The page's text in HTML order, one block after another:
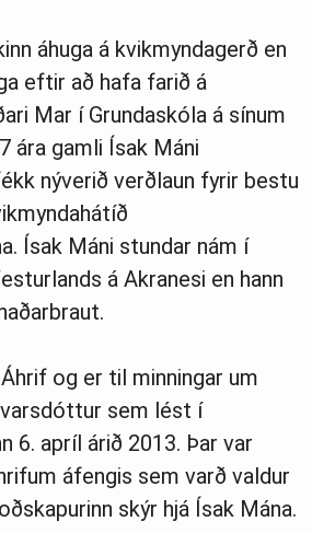
áhuga á kvikmyndagerð en
eftir að hafa farið á
Mar í Grundaskóla á sínum
ára gamli Ísak Máni
nýverið verðlaun fyrir bestu
Ísak Máni stundar nám í
á Akranesi en hann
og er til minningar um
sem lést í
6. apríl árið 2013. Þar var
áfengis sem varð valdur
skýr hjá Ísak Mána.